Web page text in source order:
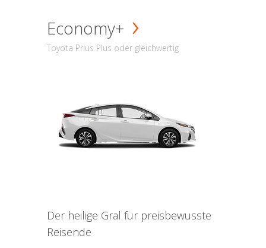
Economy+
Toyota Prius Plus oder gleichwertig
Der heilige Gral für preisbewusste
Reisende